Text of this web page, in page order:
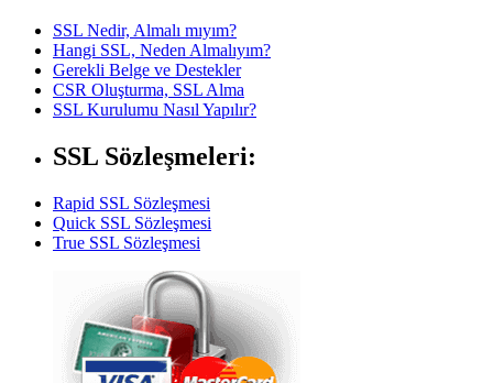
SSL Nedir, Almalı mıyım?
Hangi SSL, Neden Almalıyım?
Gerekli Belge ve Destekler
CSR Oluşturma, SSL Alma
SSL Kurulumu Nasıl Yapılır?
SSL Sözleşmeleri:
Rapid SSL Sözleşmesi
Quick SSL Sözleşmesi
True SSL Sözleşmesi